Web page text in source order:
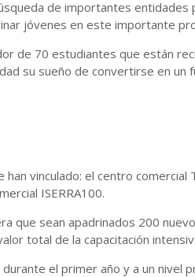
de importantes entidades
jóvenes en este importante
de 70 estudiantes que están
su sueño de convertirse en un
vinculado: el centro comercial
ISERRA100.
que sean apadrinados 200
total de la capacitación
el primer año y a un nivel